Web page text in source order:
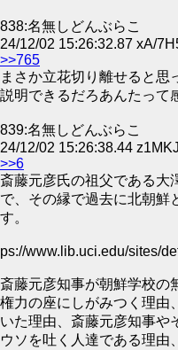
838:名無しどんぶらこ
24/12/02 15:26:32.87 xA/
>>765
まさか立花切り離せると思
説明できるだろあんたって
839:名無しどんぶらこ
24/12/02 15:26:38.44
>>6
斎藤元彦氏の祖父である大
で、その縁で過去に北朝鮮
す。
ps://www.lib.uci.edu/sites/
斎藤元彦知事が朝鮮学校の
権力の座にしがみつく理由
いた理由、斎藤元彦知事や
ウソを吐く人達である理由